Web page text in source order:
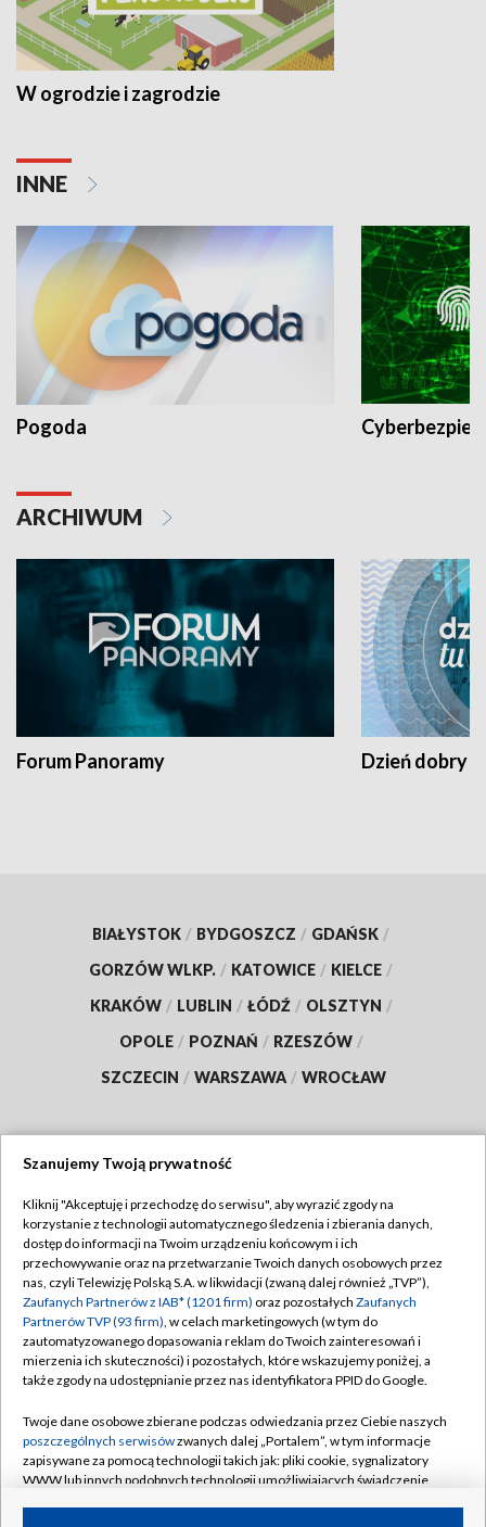
W ogrodzie i zagrodzie
INNE
Pogoda
ARCHIWUM
Forum Panoramy Dzień dobry
BIAŁYSTOK / BYDGOSZCZ / GDAŃSK /
GORZÓW WLKP. / KATOWICE / KIELCE /
KRAKÓW / LUBLIN / ŁÓDŹ / OLSZTYN /
OPOLE / POZNAŃ / RZESZÓW /
SZCZECIN / WARSZAWA / WROCŁAW
TVP
Abonament TVP
Emisja w TVP
Centrum informacji TVP
Naziemna Telewizja Cyfrowa
Rada Programowa
System NOS
Informacje o nadawcy
Regulamin TVP
Polityka prywatności
Moje zgody
Pomoc
Kontakt
Kanały
Szanujemy Twoją prywatność
Kliknij "Akceptuję i przechodzę do serwisu", aby wyrazić zgody na
korzystanie z technologii automatycznego śledzenia i zbierania danych,
dostęp do informacji na Twoim urządzeniu końcowym i ich
przechowywanie oraz na przetwarzanie Twoich danych osobowych przez
nas, czyli Telewizję Polską S.A. w likwidacji (zwaną dalej również „TVP”),
Zaufanych Partnerów z IAB* (1201 firm) oraz pozostałych Zaufanych
Partnerów TVP (93 firm), w celach marketingowych (w tym do
zautomatyzowanego dopasowania reklam do Twoich zainteresowań i
mierzenia ich skuteczności) i pozostałych, które wskazujemy poniżej, a
także zgody na udostępnianie przez nas identyfikatora PPID do Google.
Twoje dane osobowe zbierane podczas odwiedzania przez Ciebie naszych
poszczególnych serwisówzwanych dalej „Portalem”, w tym informacje
zapisywane za pomocą technologii takich jak: pliki cookie, sygnalizatory
WWW lub innych podobnych technologii umożliwiających świadczenie